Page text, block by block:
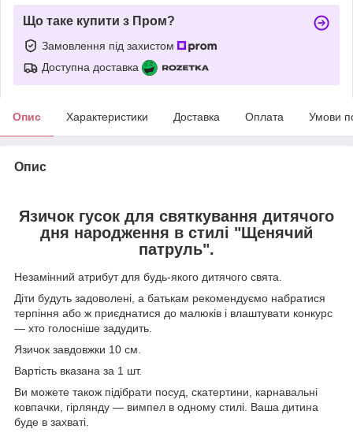
Що таке купити з Пром?
Замовлення під захистом
Доступна доставка
Опис Характеристики Доставка Оплата Умови
Опис
Язичок гусок для святкування дитячого
дня народження в стилі "Щенячий
патруль".
Незамінний атрибут для будь-якого дитячого свята.
Діти будуть задоволені, а батькам рекомендуємо набратися
терпіння або ж приєднатися до малюків і влаштувати конкурс
— хто голосніше задудить.
Язичок завдовжки 10 см.
Вартість вказана за 1 шт.
Ви можете також підібрати посуд, скатертини, карнавальні
ковпачки, гірлянду — вимпел в одному стилі. Ваша дитина
буде в захваті.